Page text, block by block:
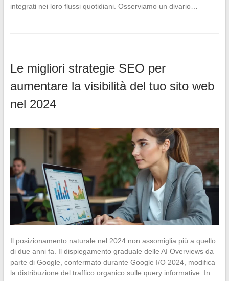
integrati nei loro flussi quotidiani. Osserviamo un divario…
Le migliori strategie SEO per
aumentare la visibilità del tuo sito web
nel 2024
Il posizionamento naturale nel 2024 non assomiglia più a quello
di due anni fa. Il dispiegamento graduale delle AI Overviews da
parte di Google, confermato durante Google I/O 2024, modifica
la distribuzione del traffico organico sulle query informative. In…